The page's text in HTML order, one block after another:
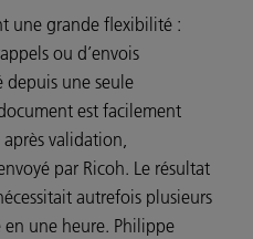
une grande flexibilité :
ou d’envois
depuis une seule
est facilement
validation,
par Ricoh. Le résultat
autrefois plusieurs
en une heure. Philippe